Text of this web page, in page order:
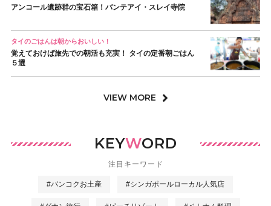
アンコール遺跡群の宝石箱！バンテアイ・スレイ寺院
タイのごはんは朝からおいしい！
覚えておけば旅先での朝活も充実！ タイの定番朝ごはん
５選
VIEW MORE
KEYWORD
注目キーワード
#バンコクお土産 #シンガポールローカル人気店